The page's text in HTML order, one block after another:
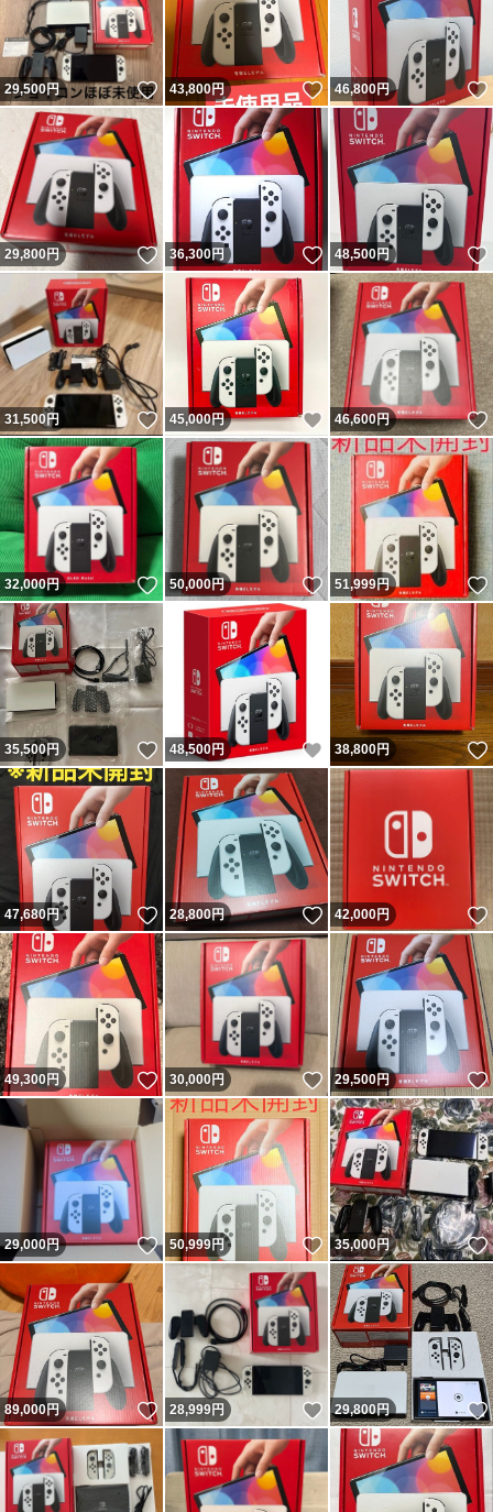
29,500円 いいね！
43,800円 いいね！
46,800円
29,800円 いいね！
36,300円 いいね！
48,500円
31,500 円 いいね！
45,000円 いいね！
46,600円
32,000円 いいね！
50,000円 いいね！
51,999円
35,500円 いいね！
48,500円 いいね！
38,800円
47,680円 いいね！
28,800円 いいね！
42,000円
49,300円 いいね！
30,000円 いいね！
29,500円
29,000円 いいね！
50,999円 いいね！
35,000円
89,000円 いいね！
28,999円 いいね！
29,800円